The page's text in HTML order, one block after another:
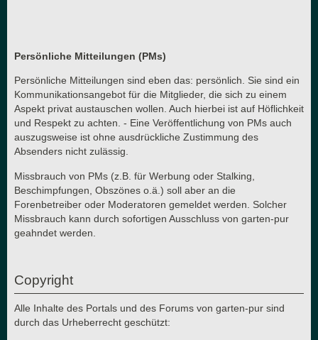
Persönliche Mitteilungen (PMs)
Persönliche Mitteilungen sind eben das: persönlich. Sie sind ein
Kommunikationsangebot für die Mitglieder, die sich zu einem
Aspekt privat austauschen wollen. Auch hierbei ist auf Höflichkeit
und Respekt zu achten. - Eine Veröffentlichung von PMs auch
auszugsweise ist ohne ausdrückliche Zustimmung des
Absenders nicht zulässig.
Missbrauch von PMs (z.B. für Werbung oder Stalking,
Beschimpfungen, Obszönes o.ä.) soll aber an die
Forenbetreiber oder Moderatoren gemeldet werden. Solcher
Missbrauch kann durch sofortigen Ausschluss von garten-pur
geahndet werden.
Copyright
Alle Inhalte des Portals und des Forums von garten-pur sind
durch das Urheberrecht geschützt: